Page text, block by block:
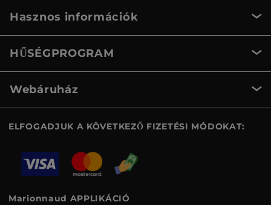
Hasznos információk
HŰSÉGPROGRAM
Webáruház
ELFOGADJUK A KÖVETKEZŐ FIZETÉSI MÓDOKAT:
Marionnaud APPLIKÁCIÓ